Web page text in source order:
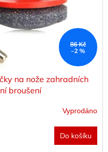
86 Kč
–2 %
na nože zahradních
broušení
Vyprodáno
Do košíku